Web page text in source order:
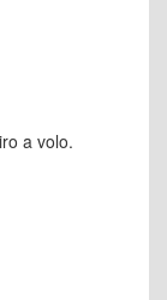
a volo.